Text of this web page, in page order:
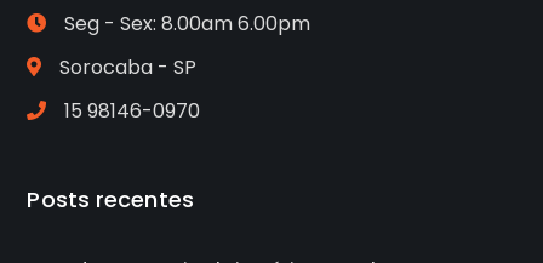
Seg - Sex: 8.00am 6.00pm
Sorocaba - SP
15 98146-0970
Posts recentes